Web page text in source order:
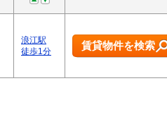
浪江駅
徒歩1分
賃貸物件を検索